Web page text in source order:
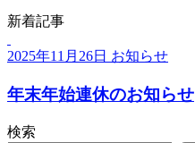
新着記事
2025年11月26日 お知らせ
年末年始連休のお知らせ
検索